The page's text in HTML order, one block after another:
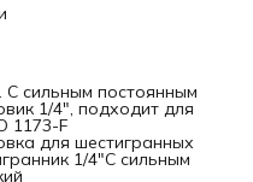
С сильным постоянным
1/4", подходит для
1173-F
для шестигранных
1/4"С сильным